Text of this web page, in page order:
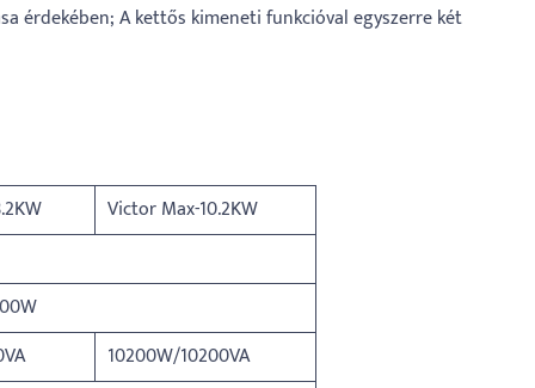
érdekében; A kettős kimeneti funkcióval egyszerre két
Victor Max-10.2KW
10200W/10200VA